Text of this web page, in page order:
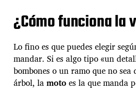
n
C
r
a
c
a
s
¿Cómo funciona la
Lo fino es que puedes elegir
mandar. Si es algo tipo «un
bombones o un ramo que no
árbol, lamotoes la que manda